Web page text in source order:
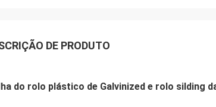
DE PRODUTO
do rolo plástico de Galvinized e rolo silding